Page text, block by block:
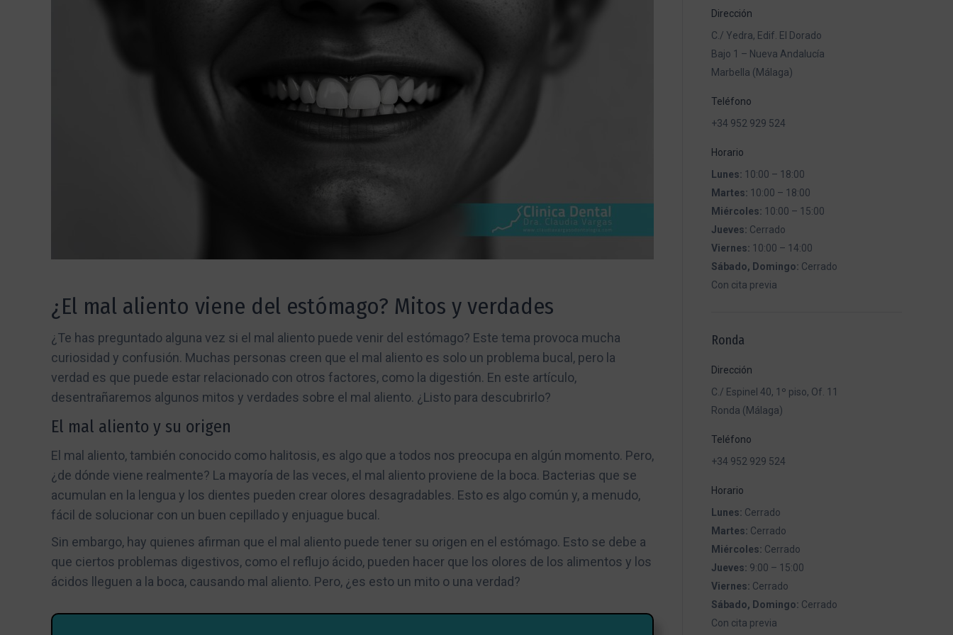
¿El mal aliento viene del estómago? Mitos y verdades
¿Te has preguntado alguna vez si el mal aliento puede venir del estómago? Este tema provoca mucha
curiosidad y confusión. Muchas personas creen que el mal aliento es solo un problema bucal, pero la
verdad es que puede estar relacionado con otros factores, como la digestión. En este artículo,
desentrañaremos algunos mitos y verdades sobre el mal aliento. ¿Listo para descubrirlo?
El mal aliento y su origen
El mal aliento, también conocido como halitosis, es algo que a todos nos preocupa en algún momento. Pero,
¿de dónde viene realmente? La mayoría de las veces, el mal aliento proviene de la boca. Bacterias que se
acumulan en la lengua y los dientes pueden crear olores desagradables. Esto es algo común y, a menudo,
fácil de solucionar con un buen cepillado y enjuague bucal.
Sin embargo, hay quienes afirman que el mal aliento puede tener su origen en el estómago. Esto se debe a
que ciertos problemas digestivos, como el reflujo ácido, pueden hacer que los olores de los alimentos y los
ácidos lleguen a la boca, causando mal aliento. Pero, ¿es esto un mito o una verdad?
Dirección
C./ Yedra, Edif. El Dorado
Bajo 1 – Nueva Andalucía
Marbella (Málaga)
Teléfono
+34 952 929 524
Horario
Lunes: 10:00 – 18:00
Martes: 10:00 – 18:00
Miércoles: 10:00 – 15:00
Jueves: Cerrado
Viernes: 10:00 – 14:00
Sábado, Domingo: Cerrado
Con cita previa
Ronda
Dirección
C./ Espinel 40, 1º piso, Of. 11
Ronda (Málaga)
Teléfono
+34 952 929 524
Horario
Lunes: Cerrado
Martes: Cerrado
Miércoles: Cerrado
Jueves: 9:00 – 15:00
Viernes: Cerrado
Sábado, Domingo: Cerrado
Con cita previa